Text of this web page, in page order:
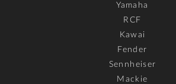
Yamaha
RCF
Kawai
Fender
Sennheiser
Mackie